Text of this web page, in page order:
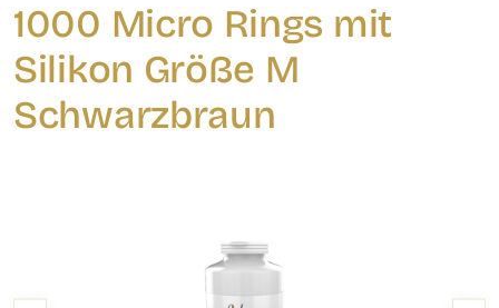
1000 Micro Rings mit
Silikon Größe M
Schwarzbraun